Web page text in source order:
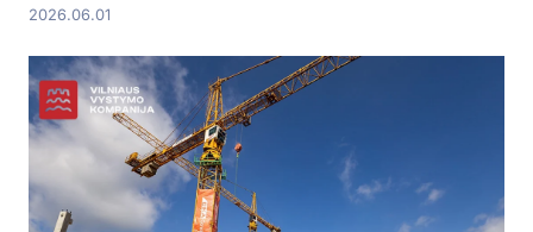
2026.06.01